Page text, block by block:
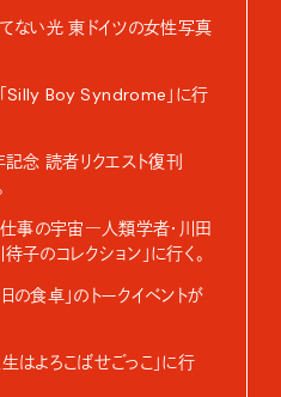
ない光 東ドイツの女性写真
Silly Boy Syndrome」に行
念 読者リクエスト復刊
仕事の宇宙―人類学者・川田
子のコレクション」に行く。
の食卓」のトークイベントが
はよろこばせごっこ」に行